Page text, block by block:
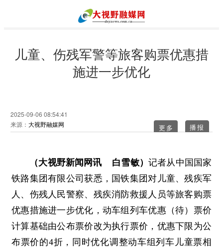
儿童、伤残军警等旅客购票优惠措
施进一步优化
2025-09-06 08:54:41
来源： 大视野融媒网 更多
（大视野新闻网讯 白雪敏） 记者从中国国家
铁路集团有限公司获悉，国铁集团对儿童、残疾军
人、伤残人民警察、残疾消防救援人员等旅客购票
优惠措施进一步优化，动车组列车优惠（待）票价
计算基础由公布票价改为执行票价，优惠下限为公
布票价的4折，同时优化调整动车组列车儿童票相